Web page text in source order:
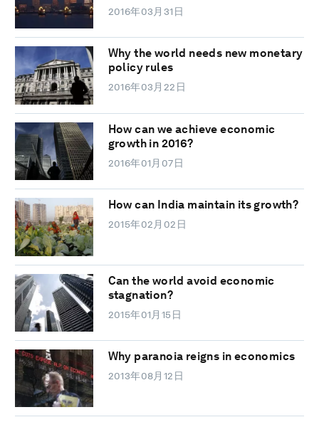
2016年03月31日
Why the world needs new monetary
policy rules
2016年03月22日
How can we achieve economic
growth in 2016?
2016年01月07日
How can India maintain its growth?
2015年02月02日
Can the world avoid economic
stagnation?
2015年01月15日
Why paranoia reigns in economics
2013年08月12日